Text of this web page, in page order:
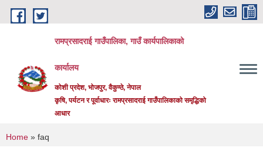
Skip to main content
रामप्रसादराई गाउँपालिका, गाउँ कार्यपालिकाको
कार्यालय
कोशी प्रदेश, भोजपुर, वैकुण्ठे, नेपाल
कृषि, पर्यटन र पूर्वाधारः रामप्रसादराई गाउँपालिकाको समृद्धिको
आधार
You are here
Home » faq